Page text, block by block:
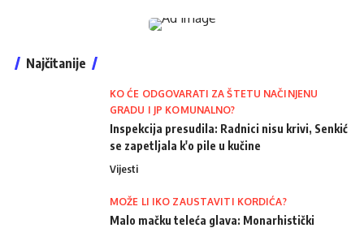
Najčitanije
KO ĆE ODGOVARATI ZA ŠTETU NAČINJENU
GRADU I JP KOMUNALNO?
Inspekcija presudila: Radnici nisu krivi, Senkić
se zapetljala k'o pile u kučine
Vijesti
MOŽE LI IKO ZAUSTAVITI KORDIĆA?
Malo mačku teleća glava: Monarhistički